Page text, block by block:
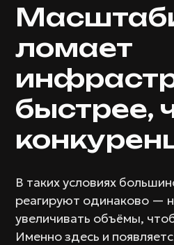
ломает
быстрее,
В таких условиях
реагируют одинаково —
увеличивать объёмы,
Именно здесь и